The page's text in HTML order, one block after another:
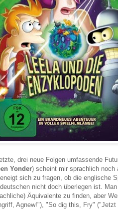
drei neue Folgen umfassende
Yonder) scheint mir sprachlich noch
sich zu fragen, ob die englische
nicht doch überlegen ist.
Äquivalente zu finden, aber
Agnew!"), "So dig this, Fry"